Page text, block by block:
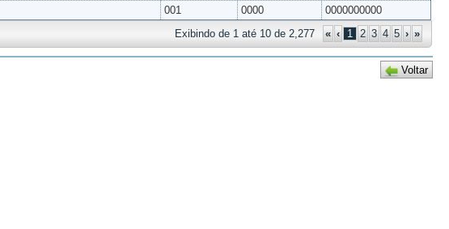
001 0000
0000000000
Exibindo de 1 até 10 de 2,277
« ‹ 1 2 3 4 5 › »
Voltar